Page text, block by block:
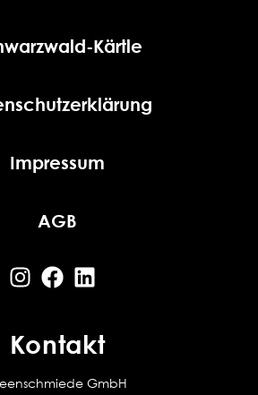
Kärtle
Impressum
AGB
Kontakt
GmbH